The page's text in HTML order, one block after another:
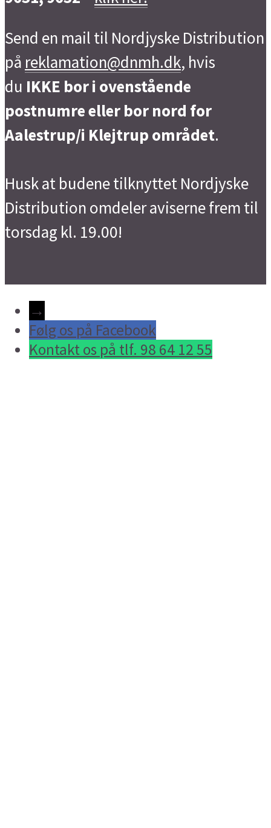
Send en mail til Nordjyske Distribution
på reklamation@dnmh.dk, hvis
du IKKE bor i ovenstående
postnumre eller bor nord for
Aalestrup/i Klejtrup området.
Husk at budene tilknyttet Nordjyske
Distribution omdeler aviserne frem til
torsdag kl. 19.00!
→
Følg os på Facebook
Kontakt os på tlf. 98 64 12 55